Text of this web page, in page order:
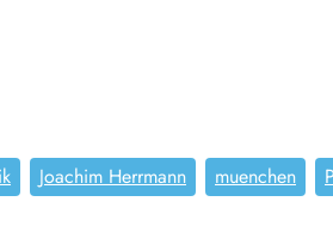
Joachim Herrmann muenchen